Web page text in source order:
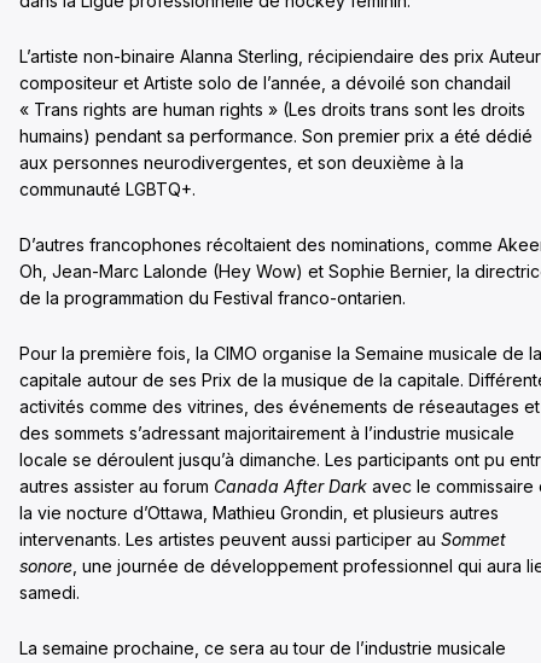
L’artiste non-binaire Alanna Sterling, récipiendaire des prix
compositeur et Artiste solo de l’année, a dévoilé son chandail
« Trans rights are human rights » (Les droits trans sont les droits
humains) pendant sa performance. Son premier prix a été dédié
aux personnes neurodivergentes, et son deuxième à la
communauté LGBTQ+.
D’autres francophones récoltaient des nominations, comme
Oh, Jean-Marc Lalonde (Hey Wow) et Sophie Bernier, la
de la programmation du Festival franco-ontarien.
Pour la première fois, la CIMO organise la Semaine musicale de la
capitale autour de ses Prix de la musique de la capitale.
activités comme des vitrines, des événements de réseautages et
des sommets s’adressant majoritairement à l’industrie musicale
locale se déroulent jusqu’à dimanche. Les participants ont pu
autres assister au forum Canada After Dark avec le commissaire
la vie nocture d’Ottawa, Mathieu Grondin, et plusieurs autres
intervenants. Les artistes peuvent aussi participer au Sommet
sonore , une journée de développement professionnel qui aura
samedi.
La semaine prochaine, ce sera au tour de l’industrie musicale